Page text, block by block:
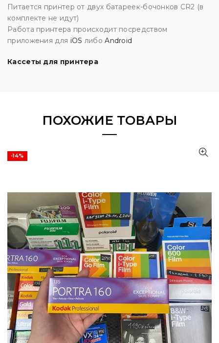
Питается принтер от двух батареек-бочонков CR2 (в
комплекте не идут)
Работа принтера происходит посредством
приложения для iOS либоAndroid
Кассеты для принтера
ПОХОЖИЕ ТОВАРЫ
-14%